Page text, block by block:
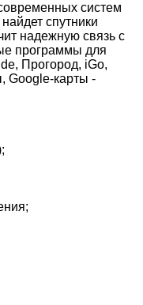
систем
спутники
надежную связь с
программы для
Прогород, iGo,
Google-карты -